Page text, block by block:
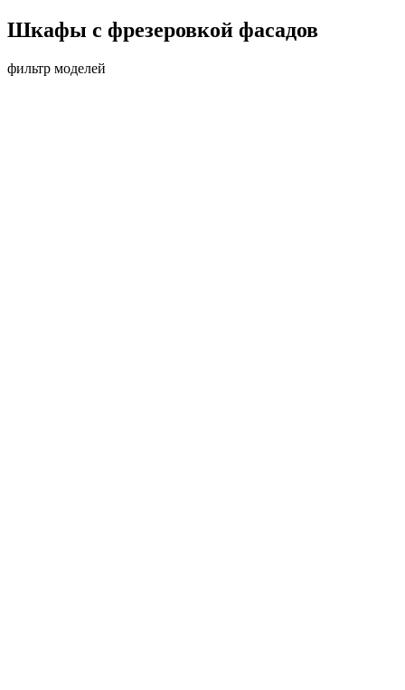
Шкафы с фрезеровкой фасадов
фильтр моделей